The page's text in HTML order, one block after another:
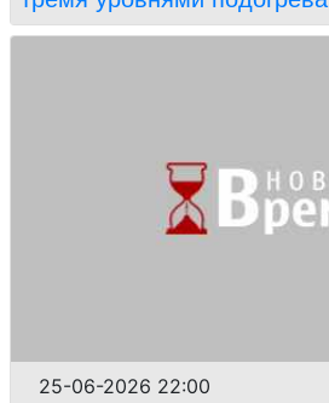
25-06-2026 22:00